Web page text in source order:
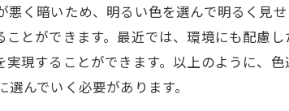
く暗いため、明るい色を選んで明るく見
とができます。最近では、環境にも配慮
現することができます。以上のように、
んでいく必要があります。